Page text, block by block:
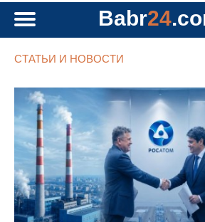
Babr24
СТАТЬИ И НОВОСТИ